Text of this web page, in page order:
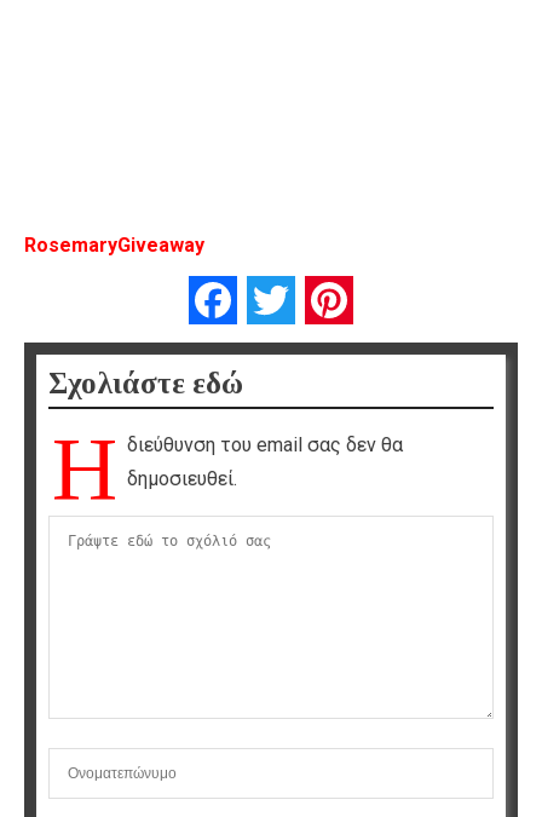
RosemaryGiveaway
FacebookTwitter
Σχολιάστε εδώ
Η διεύθυνση του email σας δεν θα
δημοσιευθεί.